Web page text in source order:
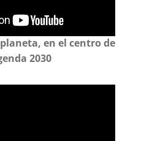
en el centro de
2030